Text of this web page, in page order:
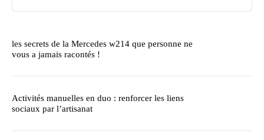
les secrets de la Mercedes w214 que personne ne
vous a jamais racontés !
Activités manuelles en duo : renforcer les liens
sociaux par l’artisanat